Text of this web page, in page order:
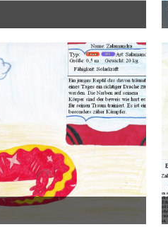
Mai 2014
September 2013